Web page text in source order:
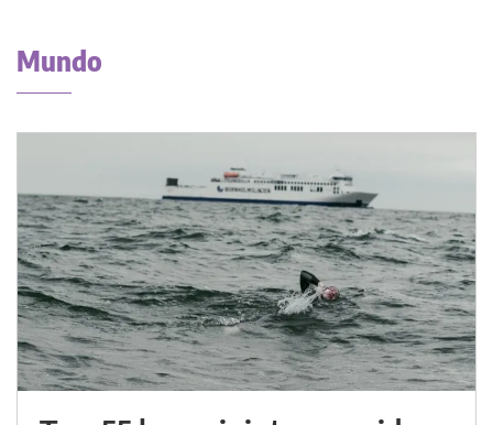
Mundo